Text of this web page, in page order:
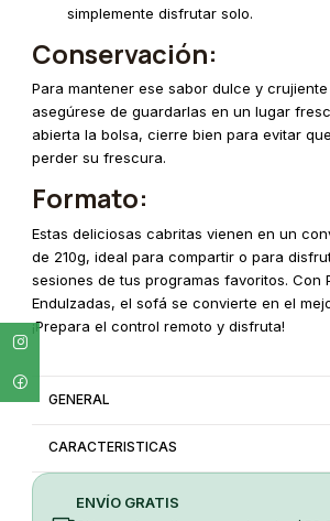
simplemente disfrutar solo.
Conservación:
Para mantener ese sabor dulce y
asegúrese de guardarlas en un lugar
abierta la bolsa, cierre bien para evitar
perder su frescura.
Formato:
Estas deliciosas cabritas vienen en un
de 210g, ideal para compartir o para
sesiones de tus programas favoritos. Con
Endulzadas, el sofá se convierte en el
¡Prepara el control remoto y disfruta!
GENERAL
CARACTERISTICAS
ENVÍO GRATIS